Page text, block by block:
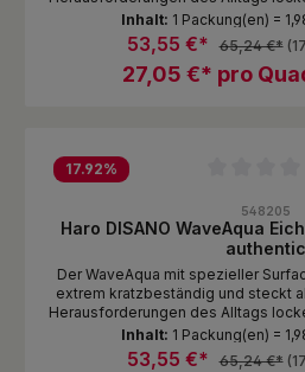
Nässeschutz unempfindlich gegen
ist echte DISANO Qualität
27,05 €* pro
53,55 €* 65,24 €*
Inhalt: 1 Packung(en) =
17.92%
548205
Haro DISANO WaveAqua
authentic
Der WaveAqua mit spezieller
extrem kratzbeständig und steckt
Herausforderungen des Alltags
Nässeschutz unempfindlich gegen
ist echte DISANO Qualität
53,55 €* 65,24 €*
Inhalt: 1 Packung(en) =